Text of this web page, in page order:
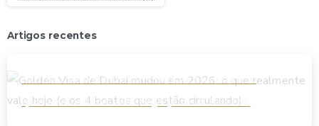
Artigos recentes
Golden Visa de Dubai mudou em 2026: o
que realmente vale hoje (e os 4 boatos